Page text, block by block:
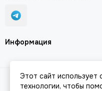
Информация
Разработка сайта - JesusMB
Этот сайт использует
технологии, чтобы